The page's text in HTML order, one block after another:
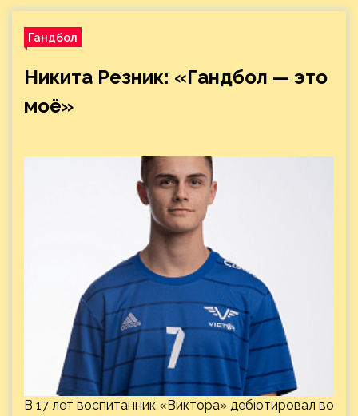
Гандбол
Никита Резник: «Гандбол — это
моё»
В 17 лет воспитанник «Виктора» дебютировал во